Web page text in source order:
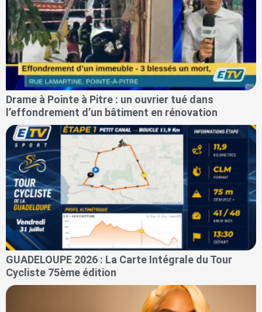
Drame à Pointe à Pitre : un ouvrier tué dans
l’effondrement d’un bâtiment en rénovation
GUADELOUPE 2026 : La Carte Intégrale du Tour
Cycliste 75ème édition